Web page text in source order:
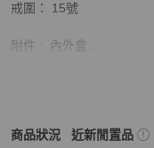
戒圍： 15號
附件 :  內外盒
實體店面同步販售中,商
商品售出皆會開立‼奢華
商品狀況
BVLGARI 女士配件商品狀
近新閒置品